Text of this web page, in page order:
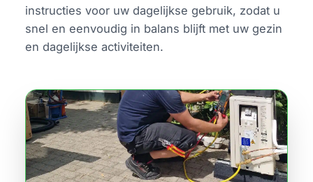
instructies voor uw dagelijkse gebruik, zodat u
snel en eenvoudig in balans blijft met uw gezin
en dagelijkse activiteiten.